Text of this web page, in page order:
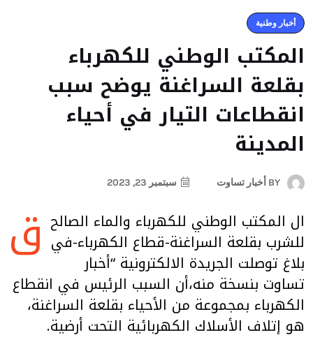
أخبار وطنية
المكتب الوطني للكهرباء
بقلعة السراغنة يوضح سبب
انقطاعات التيار في أحياء
المدينة
BY أخبار تساوت سبتمبر 23, 2023
ق ال المكتب الوطني للكهرباء والماء الصالح
للشرب بقلعة السراغنة-قطاع الكهرباء-في
بلاغ توصلت الجريدة الالكترونية “أخبار
تساوت بنسخة منه،أن السبب الرئيس في انقطاع
الكهرباء بمجموعة من الأحياء بقلعة السراغنة،
هو إتلاف الأسلاك الكهربائية التحت أرضية.